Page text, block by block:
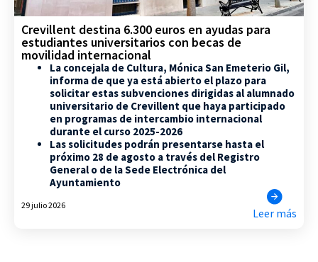
Crevillent destina 6.300 euros en ayudas para
estudiantes universitarios con becas de
movilidad internacional
La concejala de Cultura, Mónica San Emeterio Gil,
informa de que ya está abierto el plazo para
solicitar estas subvenciones dirigidas al alumnado
universitario de Crevillent que haya participado
en programas de intercambio internacional
durante el curso 2025-2026
Las solicitudes podrán presentarse hasta el
próximo 28 de agosto a través del Registro
General o de la Sede Electrónica del
Ayuntamiento
29 julio 2026
Leer más